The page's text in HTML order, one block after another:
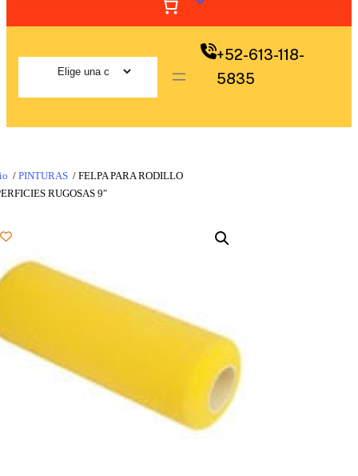
+52-613-118-
5835
/ PINTURAS / FELPA PARA RODILLO
RUGOSAS 9″